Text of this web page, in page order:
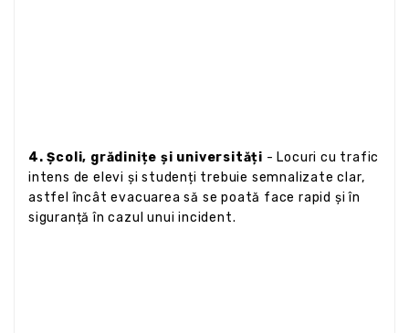
4. Școli, grădinițe și universități - Locuri cu trafic
intens de elevi și studenți trebuie semnalizate clar,
astfel încât evacuarea să se poată face rapid și în
siguranță în cazul unui incident.